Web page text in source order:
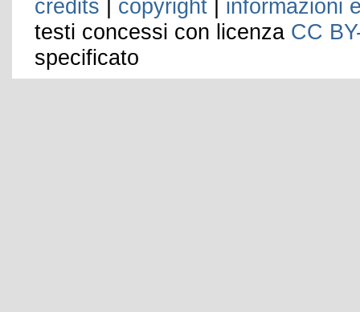
credits copyright
informazioni
testi concessi con licenza CC
specificato